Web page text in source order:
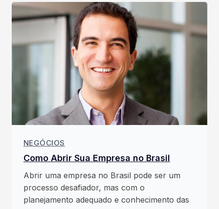
NEGÓCIOS
Como Abrir Sua Empresa no Brasil
Abrir uma empresa no Brasil pode ser um
processo desafiador, mas com o
planejamento adequado e conhecimento das